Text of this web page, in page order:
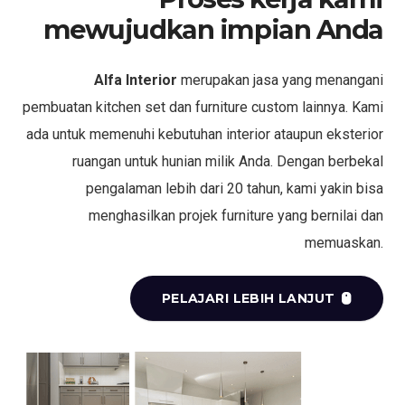
mewujudkan impian Anda
Alfa Interior merupakan jasa yang menangani
pembuatan kitchen set dan furniture custom lainnya. Kami
ada untuk memenuhi kebutuhan interior ataupun eksterior
ruangan untuk hunian milik Anda. Dengan berbekal
pengalaman lebih dari 20 tahun, kami yakin bisa
menghasilkan projek furniture yang bernilai dan
memuaskan.
PELAJARI LEBIH LANJUT